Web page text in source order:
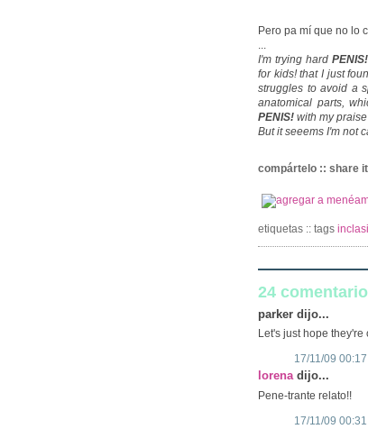
Pero pa mí que no lo
...
I'm trying hard PENIS!
for kids! that I just
struggles to avoid a
anatomical parts,
PENIS! with my
But it seeems I'm not
compártelo :: share it
etiquetas :: tags
24
parker dijo...
Let's just hope
17/11/09 00:17
lorena dijo...
Pene-trante relato!!
17/11/09 00:31